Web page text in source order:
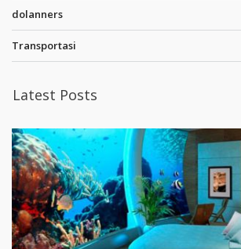
dolanners
Transportasi
Latest Posts